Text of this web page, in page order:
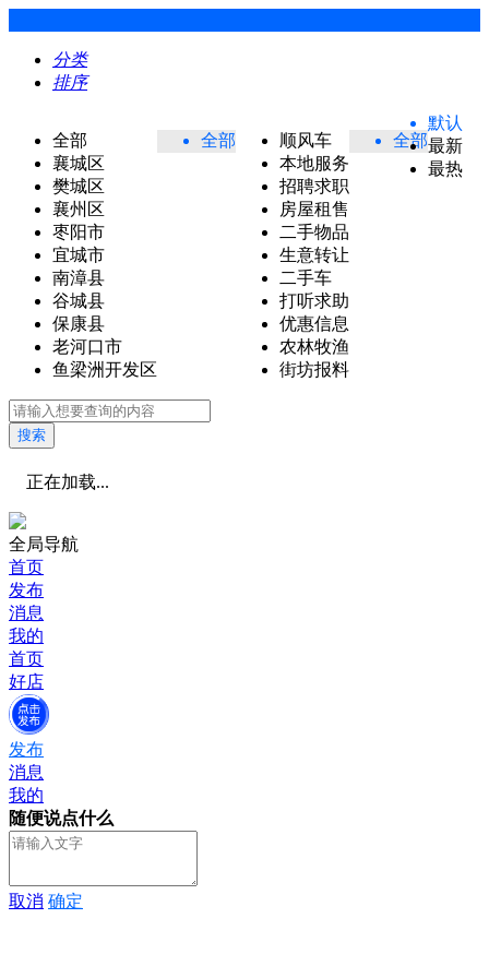
分类
排序
全部
襄城区
樊城区
襄州区
枣阳市
宜城市
南漳县
谷城县
保康县
老河口市
鱼梁洲开发区
全部
顺风车
本地服务
招聘求职
房屋租售
二手物品
生意转让
二手车
打听求助
优惠信息
农林牧渔
街坊报料
全部
默认
最新
最热
搜索
正在加载...
全局导航
首页
发布
消息
我的
首页
好店
发布
消息
我的
随便说点什么
取消 确定